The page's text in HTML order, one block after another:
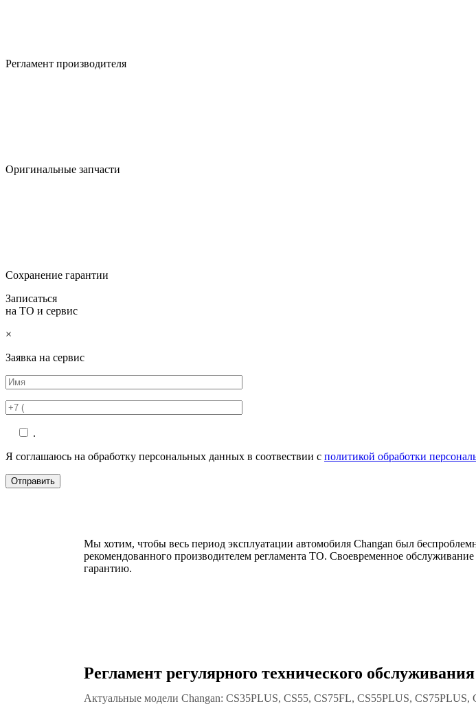
Регламент производителя
Оригинальные запчасти
Сохранение гарантии
Записаться
на ТО и сервис
×
Заявка на сервис
.
Я соглашаюсь на обработку персональных данных в соотвествии с политикой обработки
Мы хотим, чтобы весь период эксплуатации автомобиля Changan был
рекомендованного производителем регламента ТО. Своевременное
гарантию.
Регламент регулярного технического обслуживания
Актуальные модели Changan: CS35PLUS, CS55, CS75FL, CS55PLUS,